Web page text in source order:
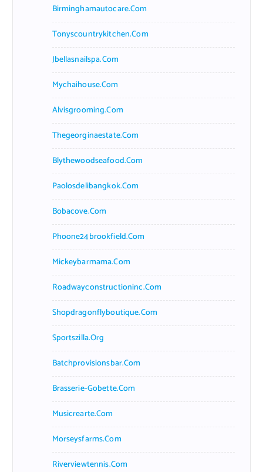
Birminghamautocare.com
Tonyscountrykitchen.com
Jbellasnailspa.com
Mychaihouse.com
Alvisgrooming.com
Thegeorginaestate.com
Blythewoodseafood.com
Paolosdelibangkok.com
Bobacove.com
Phoone24brookfield.com
Mickeybarmama.com
Roadwayconstructioninc.com
Shopdragonflyboutique.com
Sportszilla.org
Batchprovisionsbar.com
Brasserie-Gobette.com
Musicrearte.com
Morseysfarms.com
Riverviewtennis.com